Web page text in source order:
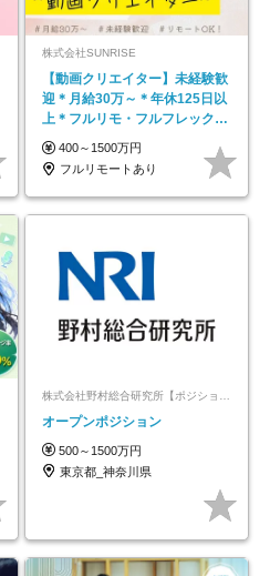
株式会社SUNRISE
【動画クリエイター】未経験歓
迎＊月給30万～＊年休125日以
上＊フルリモ・フルフレックス
◆10名の採用が決定◆
400～1500万円
フルリモートあり
オープンポジション
500～1500万円
東京都_神奈川県